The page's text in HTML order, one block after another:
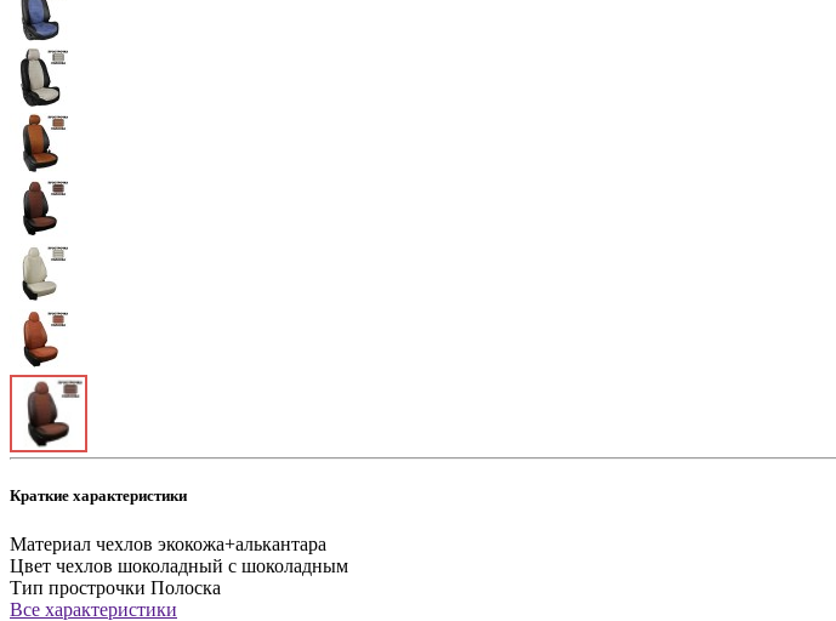
Краткие характеристики
Материал чехлов экокожа+алькантара
Цвет чехлов шоколадный с шоколадным
Тип прострочки Полоска
Все характеристики